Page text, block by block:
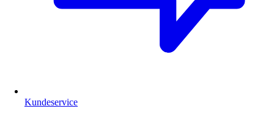
Kundeservice